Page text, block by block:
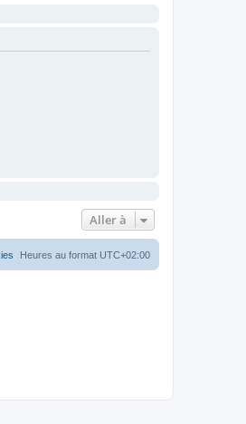
Aller à
Heures au format UTC+02:00